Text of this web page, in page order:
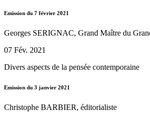
Emission du 7 février 2021
Georges SERIGNAC, Grand Maître du
07 Fév. 2021
Divers aspects de la pensée contemporaine
Emission du 3 janvier 2021
Christophe BARBIER, éditorialiste